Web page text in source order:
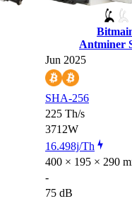
Antminer
Jun 2025
SHA-256
225 Th/s
3712W
16.498j/Th
400 × 195 × 290
-
75 dB